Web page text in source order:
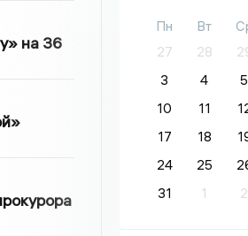
на 36
Пн Вт
27
28
3
4 5
10
11
17
18
24
25
31
1 2